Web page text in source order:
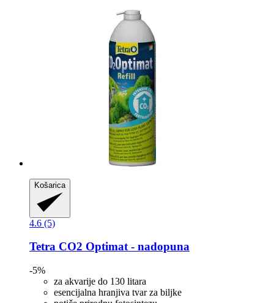
Košarica
4.6 (5)
Tetra CO2 Optimat -​ nadopuna
-5%
za akvarije do 130 litara
esencijalna hranjiva tvar za biljke